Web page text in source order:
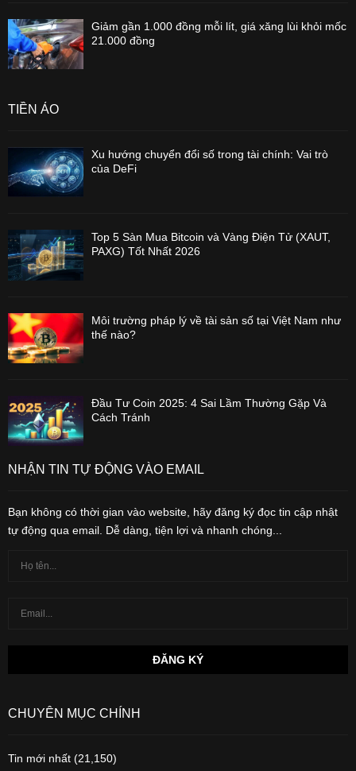
Giảm gần 1.000 đồng mỗi lít, giá xăng lùi khỏi mốc
21.000 đồng
TIỀN ẢO
Xu hướng chuyển đổi số trong tài chính: Vai trò
của DeFi
Top 5 Sàn Mua Bitcoin và Vàng Điện Tử (XAUT,
PAXG) Tốt Nhất 2026
Môi trường pháp lý về tài sản số tại Việt Nam như
thế nào?
Đầu Tư Coin 2025: 4 Sai Lầm Thường Gặp Và
Cách Tránh
NHẬN TIN TỰ ĐỘNG VÀO EMAIL
Bạn không có thời gian vào website, hãy đăng ký đọc tin cập nhật
tự động qua email. Dễ dàng, tiện lợi và nhanh chóng...
CHUYÊN MỤC CHÍNH
Tin mới nhất (21,150)